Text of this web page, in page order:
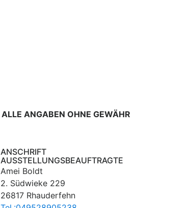
ALLE ANGABEN OHNE GEWÄHR
ANSCHRIFT
AUSSTELLUNGSBEAUFTRAGTE
Amei Boldt
2. Südwieke 229
26817 Rhauderfehn